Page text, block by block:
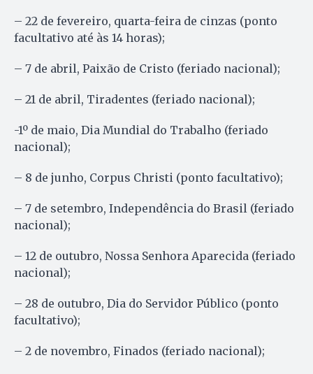
– 22 de fevereiro, quarta-feira de cinzas (ponto
facultativo até às 14 horas);
– 7 de abril, Paixão de Cristo (feriado nacional);
– 21 de abril, Tiradentes (feriado nacional);
-1º de maio, Dia Mundial do Trabalho (feriado
nacional);
– 8 de junho, Corpus Christi (ponto facultativo);
– 7 de setembro, Independência do Brasil (feriado
nacional);
– 12 de outubro, Nossa Senhora Aparecida (feriado
nacional);
– 28 de outubro, Dia do Servidor Público (ponto
facultativo);
– 2 de novembro, Finados (feriado nacional);